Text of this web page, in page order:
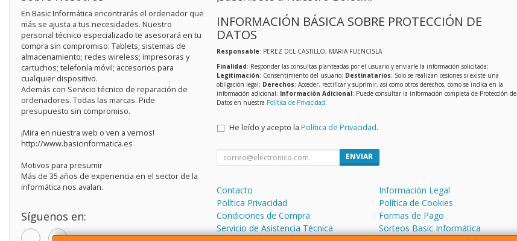
En Basic Informática encontrarás el ordenador que
más se ajusta a tus necesidades. Nuestro
personal técnico especializado te asesorará en tu
compra sin compromiso. Tablets; sistemas de
almacenamiento; redes wireless; impresoras y
cartuchos; telefonía móvil; accesorios para
cualquier dispositivo.
Además con Servicio técnico de reparación de
ordenadores. Todas las marcas. Pide
presupuesto sin compromiso.
¡Mira en nuestra web o ven a vernos!
http://www.basicinformatica.es
Motivos para presumir
Más de 35 años de experiencia en el sector de la
informática nos avalan.
Síguenos en:
INFORMACIÓN BÁSICA SOBRE PROTECCIÓN DE
DATOS
Responsable: PEREZ DEL CASTILLO, MARIA FUENCISLA
Finalidad: Responder las consultas planteadas por el usuario y enviarle la información solicitada;
Legitimación: Consentimiento del usuario; Destinatarios: Solo se realizan cesiones si existe una
obligación legal; Derechos: Acceder, rectificar y suprimir, así como otros derechos, como se indica en la
información adicional; Información Adicional: Puede consultar la información completa de Protección de
Datos en nuestra Política de Privacidad.
He leído y acepto la Política de Privacidad.
ENVIAR
Contacto
Información Legal
Política Privacidad
Política de Cookies
Condiciones de Compra
Formas de Pago
Servicio de Asistencia Técnica
Sorteos Basic Informática